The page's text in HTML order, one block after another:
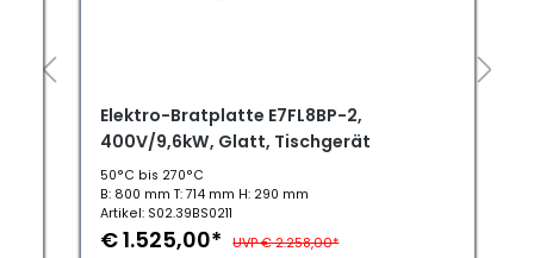
Elektro-Bratplatte E7FL8BP-2,
400V/9,6kW, Glatt, Tischgerät
50°C bis 270°C
B: 800 mm T: 714 mm H: 290 mm
Artikel: S02.39BS0211
€ 1.525,00* UVP € 2.258,00*